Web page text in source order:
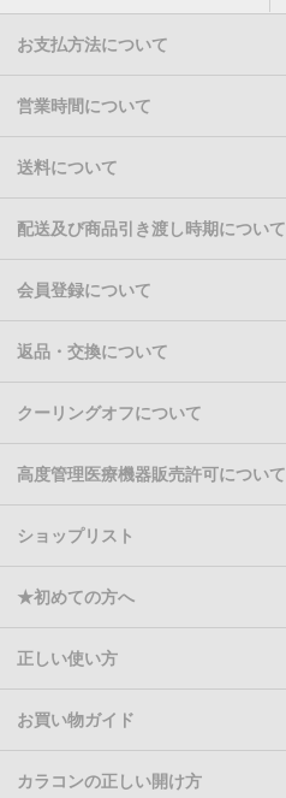
お支払方法について
営業時間について
送料について
配送及び商品引き渡し時期について
会員登録について
返品・交換について
クーリングオフについて
高度管理医療機器販売許可について
ショップリスト
★初めての方へ
正しい使い方
お買い物ガイド
カラコンの正しい開け方